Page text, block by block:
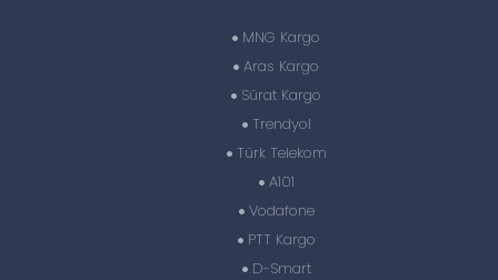
MNG Kargo
Aras Kargo
Sürat Kargo
Trendyol
Türk Telekom
A101
Vodafone
PTT Kargo
D-Smart